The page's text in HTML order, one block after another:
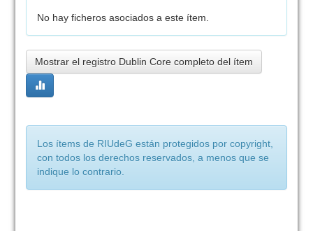
No hay ficheros asociados a este ítem.
Mostrar el registro Dublin Core completo del ítem
Los ítems de RIUdeG están protegidos por copyright,
con todos los derechos reservados, a menos que se
indique lo contrario.